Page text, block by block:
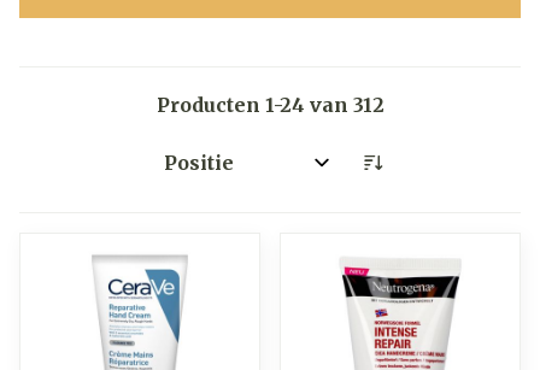
Producten 1-24 van 312
Sorteer op: